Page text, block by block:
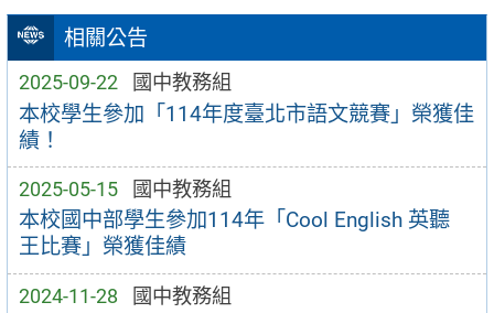
相關公告
2025-09-22 國中教務組
本校學生參加「114年度臺北市語文競賽」榮獲佳
績！
2025-05-15 國中教務組
本校國中部學生參加114年「Cool English 英聽
王比賽」榮獲佳績
2024-11-28 國中教務組